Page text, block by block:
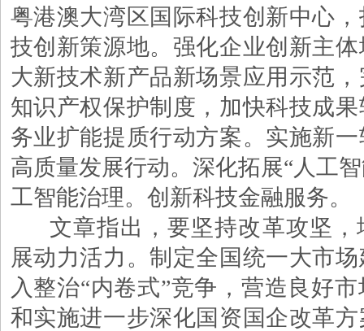
粤港澳大湾区国际科技创新中心
技创新策源地。强化企业创新主
大新技术新产品新场景应用示范
知识产权保护制度，加快科技成
务业扩能提质行动方案。实施新
高质量发展行动。深化拓展“人工
工智能治理。创新科技金融服务。
文章指出，要坚持改革攻坚，
展动力活力。制定全国统一大市
入整治“内卷式”竞争，营造良好
和实施进一步深化国资国企改革